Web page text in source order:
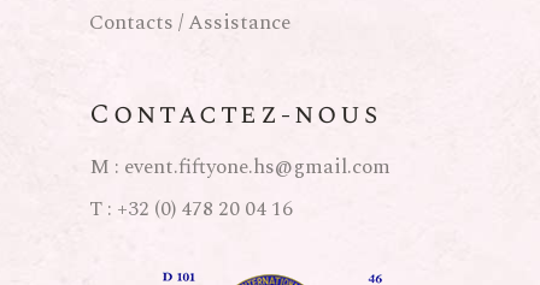
Contactez-nous
M : event.fiftyone.hs@gmail.com
T : +32 (0) 478 20 04 16
Contacts / Assistance